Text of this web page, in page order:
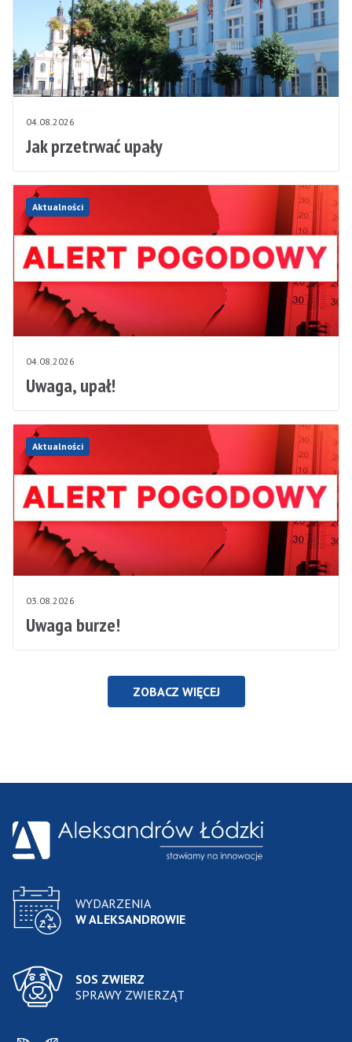
04.08.2026
Jak przetrwać upały
Aktualności
04.08.2026
Uwaga, upał!
Aktualności
03.08.2026
Uwaga burze!
ZOBACZ WIĘCEJ
WYDARZENIA
W ALEKSANDROWIE
SOS ZWIERZ
SPRAWY ZWIERZĄT